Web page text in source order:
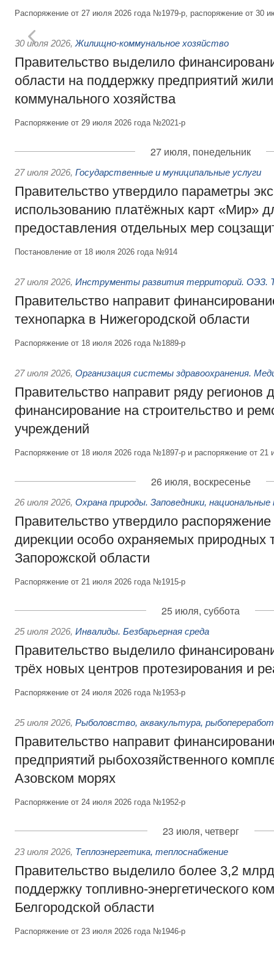
Распоряжение от 27 июля 2026 года №1979-р, распоряжение от 30
30 июля 2026, Жилищно-коммунальное хозяйство
Правительство выделило
области на поддержку предприятий
коммунального хозяйства
Распоряжение от 29 июля 2026 года №2021-р
27 июля, понедельник
27 июля 2026, Государственные и муниципальные услуги
Правительство утвердило параметры
использованию платёжных карт «Мир»
предоставления отдельных мер
Постановление от 18 июля 2026 года №914
27 июля 2026, Инструменты развития территорий. ОЭЗ.
Правительство направит
технопарка в Нижегородской области
Распоряжение от 18 июля 2026 года №1889-р
27 июля 2026, Организация системы здравоохранения.
Правительство направит ряду регионов
финансирование на строительство и
учреждений
Распоряжение от 18 июля 2026 года №1897-р и распоряжение от
26 июля, воскресенье
26 июля 2026, Охрана природы. Заповедники, национальные
Правительство утвердило
дирекции особо охраняемых природных
Запорожской области
Распоряжение от 21 июля 2026 года №1915-р
25 июля, суббота
25 июля 2026, Инвалиды. Безбарьерная среда
Правительство выделило
трёх новых центров протезирования и
Распоряжение от 24 июля 2026 года №1953-р
25 июля 2026, Рыболовство, аквакультура,
Правительство направит
предприятий рыбохозяйственного
Азовском морях
Распоряжение от 24 июля 2026 года №1952-р
23 июля, четверг
23 июля 2026, Теплоэнергетика, теплоснабжение
Правительство выделило более 3,2
поддержку топливно-энергетического
Белгородской области
Распоряжение от 23 июля 2026 года №1946-р